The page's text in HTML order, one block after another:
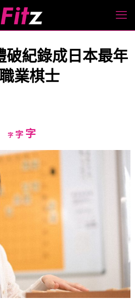
破紀錄成日本最年
業棋士
字Decrease
size.
字Reset
size.
字Increase
size.